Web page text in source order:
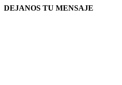
DEJANOS TU MENSAJE